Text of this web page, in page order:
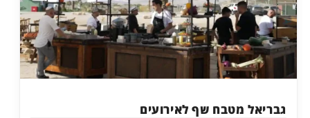
גבריאל מטבח שף לאירועים